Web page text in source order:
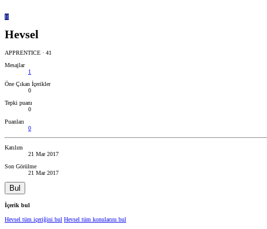
H
Hevsel
APPRENTICE · 41
Mesajlar
1
Öne Çıkan İçerikler
0
Tepki puanı
0
Puanları
0
Katılım
21 Mar 2017
Son Görülme
21 Mar 2017
Bul
İçerik bul
Hevsel tüm içeriğini bul Hevsel tüm konularını bul